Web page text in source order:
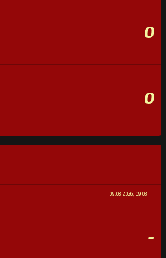
0
0
STATYSTYKI
100%
09.08.2026, 09:03
-